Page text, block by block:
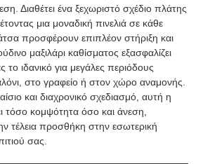
Διαθέτει ένα ξεχωριστό σχέδιο πλάτης
μια μοναδική πινελιά σε κάθε
προσφέρουν επιπλέον στήριξη και
μαξιλάρι καθίσματος εξασφαλίζει
το ιδανικό για μεγάλες περιόδους
στο γραφείο ή στον χώρο αναμονής.
και διαχρονικό σχεδιασμό, αυτή η
τόσο κομψότητα όσο και άνεση,
τέλεια προσθήκη στην εσωτερική
σας.